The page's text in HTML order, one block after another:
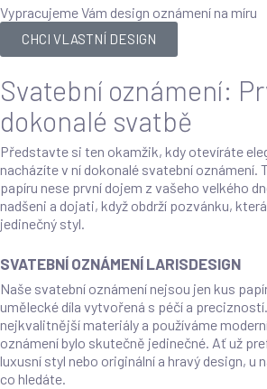
Vypracujeme Vám design oznámení na míru
CHCI VLASTNÍ DESIGN
Svatební oznámení:
dokonalé svatbě
Představte si ten okamžik, kdy otevíráte
nacházíte v ní dokonalé svatební oznámení.
papíru nese první dojem z vašeho velkého
nadšeni a dojati, když obdrží pozvánku,
jedinečný styl.
SVATEBNÍ OZNÁMENÍ LARISDESIGN
Naše svatební oznámení nejsou jen kus
umělecké díla vytvořená s péčí a
nejkvalitnější materiály a používáme
oznámení bylo skutečně jedinečné. Ať už
luxusní styl nebo originální a hravý design, u
co hledáte.